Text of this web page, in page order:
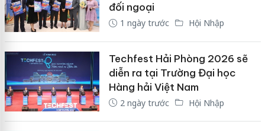
đối ngoại
1 ngày trước Hội Nhập
Techfest Hải Phòng 2026 sẽ
diễn ra tại Trường Đại học
Hàng hải Việt Nam
2 ngày trước Hội Nhập